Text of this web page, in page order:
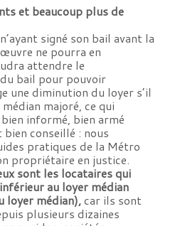
et beaucoup plus de
signé son bail avant la
ne pourra en
attendre le
bail pour pouvoir
une diminution du loyer s’il
majoré, ce qui
informé, bien armé
conseillé : nous
pratiques de la Métro
propriétaire en justice.
sont les locataires qui
au loyer médian
loyer médian),car ils sont
plusieurs dizaines